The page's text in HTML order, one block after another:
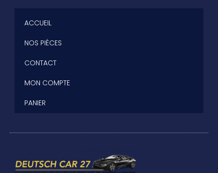
ACCUEIL
NOS PIÈCES
CONTACT
MON COMPTE
PANIER